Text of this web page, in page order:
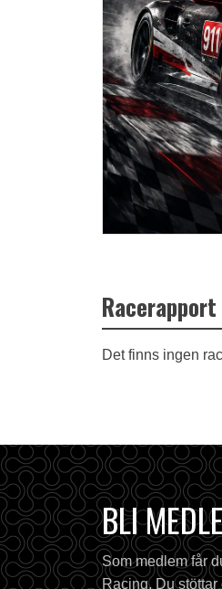
Racerapport
Det finns ingen
BLI
Som medlem får
Racing. Du